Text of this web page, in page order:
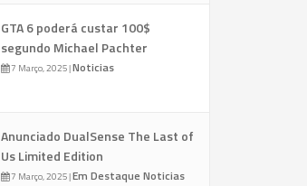
GTA 6 poderá custar 100$
segundo Michael Pachter
7 Março, 2025|Noticias
Anunciado DualSense The Last of
Us Limited Edition
7 Março, 2025|Em Destaque Noticias